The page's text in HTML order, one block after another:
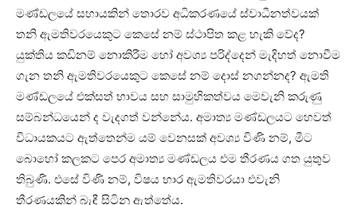
මණ්ඩලයේ සහායකින් තොරව අධිකරණයේ ස්වාධීනත්වයක්
තනි ඇමතිවරයෙකුට කෙසේ නම් ස්ථාපිත කළ හැකි වේද?
යුක්තිය කඩිනම් නොකිරීම හෝ අවශ්‍ය පරිද්දෙන් මැදිහත් නොවීම
ගැන තනි ඇමතිවරයෙකුට කෙසේ නම් දොස් නගන්නද? ඇමති
මණ්ඩලයේ එක්සත් භාවය සහ සාමුහිකත්වය මෙවැනි කරුණු
සම්බන්ධයෙන් ද වැදගත් වන්නේය. අමාත්‍ය මණ්ඩලයට හෙවත්
විධායකයට ඇත්තෙන්ම යම් වෙනසක් අවශ්‍ය විණි නම්, මීට
බොහෝ කලකට පෙර අමාත්‍ය මණ්ඩලය එම තීරණය ගත යුතුව
තිබුණි. එසේ විණි නම්, විෂය භාර ඇමතිවරයා එවැනි
තීරණයකින් බැඳී සිටිනු ඇත්තේය.